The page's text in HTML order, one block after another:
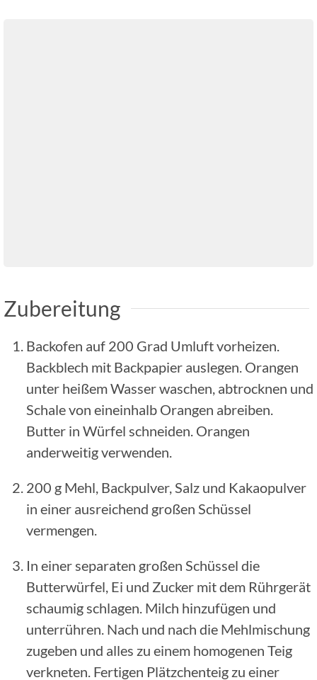
Zubereitung
Backofen auf 200 Grad Umluft vorheizen.
Backblech mit Backpapier auslegen. Orangen
unter heißem Wasser waschen, abtrocknen und
Schale von eineinhalb Orangen abreiben.
Butter in Würfel schneiden. Orangen
anderweitig verwenden.
200 g Mehl, Backpulver, Salz und Kakaopulver
in einer ausreichend großen Schüssel
vermengen.
In einer separaten großen Schüssel die
Butterwürfel, Ei und Zucker mit dem Rührgerät
schaumig schlagen. Milch hinzufügen und
unterrühren. Nach und nach die Mehlmischung
zugeben und alles zu einem homogenen Teig
verkneten. Fertigen Plätzchenteig zu einer